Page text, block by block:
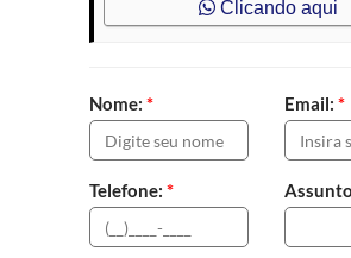
Clicando aqui
Nome: * Email: *
Telefone: *